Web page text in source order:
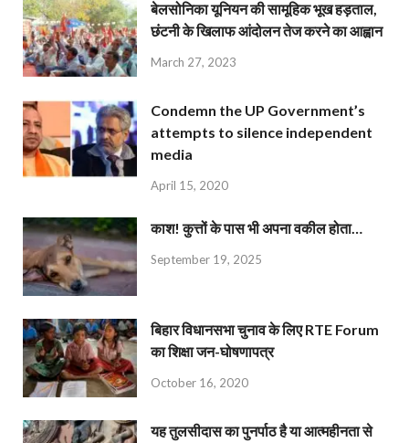
बेलसोनिका यूनियन की सामूहिक भूख हड़ताल,
छंटनी के खिलाफ आंदोलन तेज करने का आह्वान
March 27, 2023
Condemn the UP Government’s
attempts to silence independent
media
April 15, 2020
काश! कुत्तों के पास भी अपना वकील होता…
September 19, 2025
बिहार विधानसभा चुनाव के लिए RTE Forum
का शिक्षा जन-घोषणापत्र
October 16, 2020
यह तुलसीदास का पुनर्पाठ है या आत्महीनता से